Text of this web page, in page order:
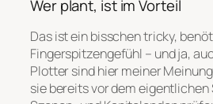
Wer plant, ist im Vorteil
Das ist ein bisschen tricky,
Fingerspitzengefühl – und ja,
Plotter sind hier meiner
sie bereits vor dem eigentlichen